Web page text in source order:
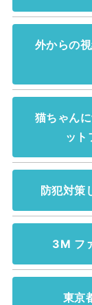
外からの
猫ちゃん
ット
防犯対策
3M フ
東京